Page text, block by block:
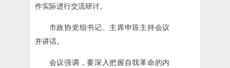
作实际进行交流研讨。
市政协党组书记、主席申琼主持会议
并讲话。
会议强调，要深入把握自我革命的内